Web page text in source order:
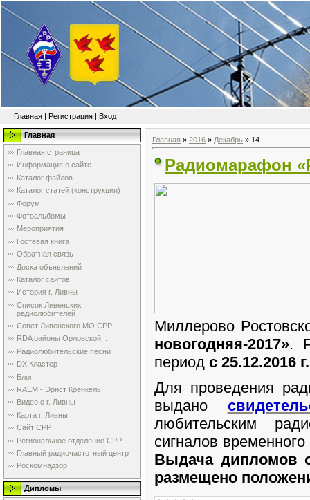
Главная | Регистрация | Вход
Главная
Главная страница
Информация о сайте
Каталог файлов
Каталог статей (конструкции)
Форум
Фотоальбомы
Мероприятия
Гостевая книга
Обратная связь
Доска объявлений
Каталог сайтов
История г. Ливны
Список Ливенских
радиолюбителей
Совет Ливенского МО СРР
RDA районы Орловской...
Радиолюбительские песни
DX Кластер
Блог
RAEM - Эрнст Кренкель
Видео о г. Ливны
Карта г. Ливны
Сайт СРР
Региональное отделение СРР
Главный радиочастотный центр
Роскомнадзор
Дипломы
Главная » 2016 » Декабрь » 14
Радиомарафон
Миллерово
новогодняя-2017».
период с 25.12.2016
Для проведения
выдано
любительским
сигналов
Выдача дипломов
размещено